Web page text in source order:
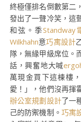
終極僅排名倒數第二
發出了一聲冷笑，這
和弦。季Standway
Wilkhahn意巧寓設計
隊，無緣甲級席位。
話，興奮地大喊
萬現金買下這棟樓
愛！」，他們沒再揮
辦公室規劃設計了一
己的防禦機制。 巧寓